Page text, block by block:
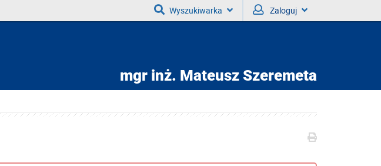
Wyszukiwarka Zaloguj
mgr inż. Mateusz Szeremeta